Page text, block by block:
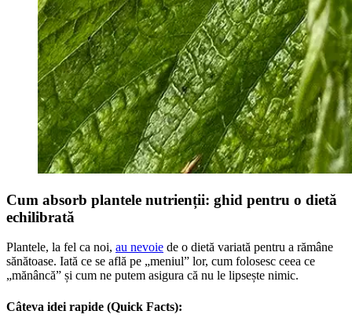
Cum absorb plantele nutrienții: ghid pentru o dietă
echilibrată
Plantele, la fel ca noi, au nevoie de o dietă variată pentru a rămâne
sănătoase. Iată ce se află pe „meniul” lor, cum folosesc ceea ce
„mănâncă” și cum ne putem asigura că nu le lipsește nimic.
Câteva idei rapide (Quick Facts):